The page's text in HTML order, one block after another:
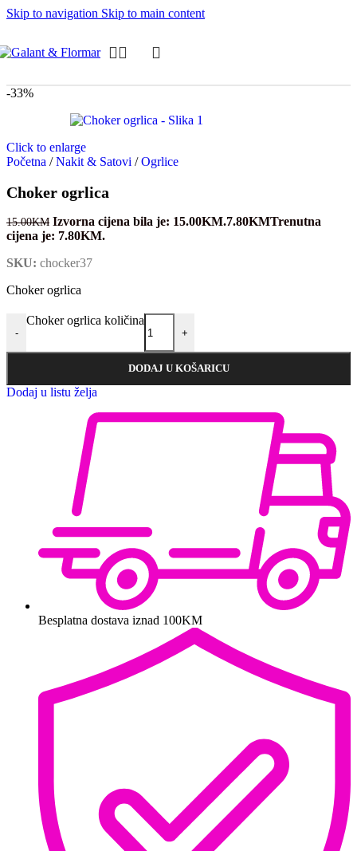
Skip to navigation Skip to main content
-33%
Click to enlarge
Početna / Nakit & Satovi / Ogrlice
Choker ogrlica
15.00KM Izvorna cijena bila je: 15.00KM.7.80KMTrenutna
cijena je: 7.80KM.
SKU: chocker37
Choker ogrlica
-
Choker ogrlica količina
+
DODAJ U KOŠARICU
Dodaj u listu želja
Besplatna dostava iznad 100KM